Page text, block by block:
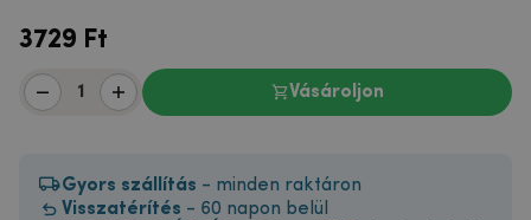
3729 Ft
Vásároljon
Gyors szállítás - minden raktáron
Visszatérítés - 60 napon belül